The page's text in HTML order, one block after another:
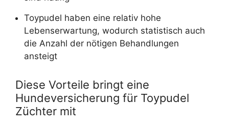
Toypudel haben eine relativ hohe
Lebenserwartung, wodurch statistisch auch
die Anzahl der nötigen Behandlungen
ansteigt
Diese Vorteile bringt eine
Hundeversicherung für Toypudel
Züchter mit